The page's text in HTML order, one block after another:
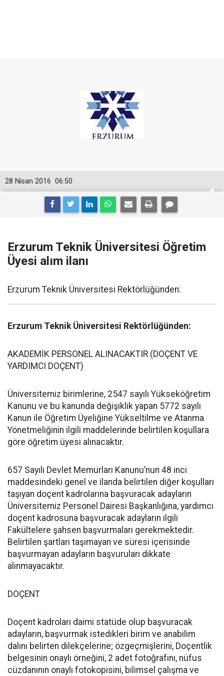
06:50
28 Nisan 2016
Erzurum Teknik Üniversitesi Öğretim
Üyesi alım ilanı
Erzurum Teknik Üniversitesi Rektörlüğünden:
Erzurum Teknik Üniversitesi Rektörlüğünden:
AKADEMİK PERSONEL ALINACAKTIR (DOÇENT VE
YARDIMCI DOÇENT)
Üniversitemiz birimlerine, 2547 sayılı Yükseköğretim
Kanunu ve bu kanunda değişiklik yapan 5772 sayılı
Kanun ile Öğretim Üyeliğine Yükseltilme ve Atanma
Yönetmeliğinin ilgili maddelerinde belirtilen koşullara
göre öğretim üyesi alınacaktır.
657 Sayılı Devlet Memurları Kanunu’nun 48 inci
maddesindeki genel ve ilanda belirtilen diğer koşulları
taşıyan doçent kadrolarına başvuracak adayların
Üniversitemiz Personel Dairesi Başkanlığına, yardımcı
doçent kadrosuna başvuracak adayların ilgili
Fakültelere şahsen başvurmaları gerekmektedir.
Belirtilen şartları taşımayan ve süresi içerisinde
başvurmayan adayların başvuruları dikkate
alınmayacaktır.
DOÇENT
Doçent kadroları daimi statüde olup başvuracak
adayların, başvurmak istedikleri birim ve anabilim
dalını belirten dilekçelerine; özgeçmişlerini, Doçentlik
belgesinin onaylı örneğini, 2 adet fotoğrafını, nüfus
cüzdanının onaylı fotokopisini, bilimsel çalışma ve